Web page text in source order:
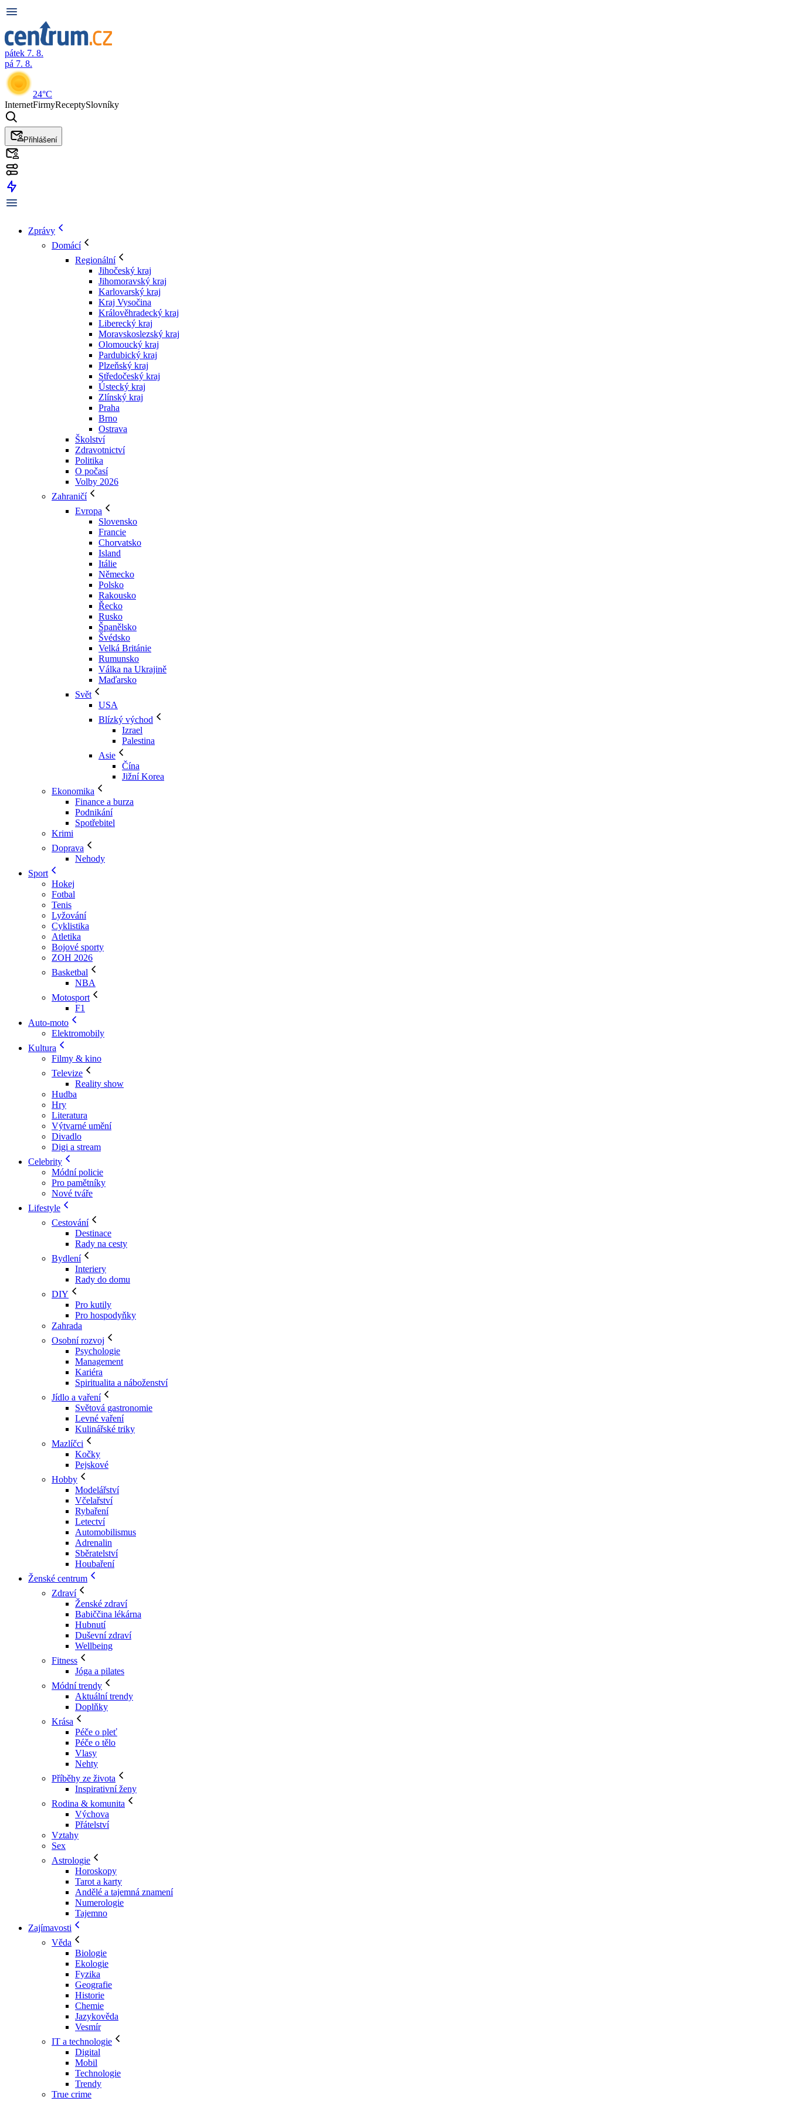
pátek 7. 8.
pá 7. 8.
24°C
InternetFirmyReceptySlovníky
Přihlášení
Zprávy
Domácí
Regionální
Jihočeský kraj
Jihomoravský kraj
Karlovarský kraj
Kraj Vysočina
Králověhradecký kraj
Liberecký kraj
Moravskoslezský kraj
Olomoucký kraj
Pardubický kraj
Plzeňský kraj
Středočeský kraj
Ústecký kraj
Zlínský kraj
Praha
Brno
Ostrava
Školství
Zdravotnictví
Politika
O počasí
Volby 2026
Zahraničí
Evropa
Slovensko
Francie
Chorvatsko
Island
Itálie
Německo
Polsko
Rakousko
Řecko
Rusko
Španělsko
Švédsko
Velká Británie
Rumunsko
Válka na Ukrajině
Maďarsko
Svět
USA
Blízký východ
Izrael
Palestina
Asie
Čína
Jižní Korea
Ekonomika
Finance a burza
Podnikání
Spotřebitel
Krimi
Doprava
Nehody
Sport
Hokej
Fotbal
Tenis
Lyžování
Cyklistika
Atletika
Bojové sporty
ZOH 2026
Basketbal
NBA
Motosport
F1
Auto-moto
Elektromobily
Kultura
Filmy & kino
Televize
Reality show
Hudba
Hry
Literatura
Výtvarné umění
Divadlo
Digi a stream
Celebrity
Módní policie
Pro pamětníky
Nové tváře
Lifestyle
Cestování
Destinace
Rady na cesty
Bydlení
Interiery
Rady do domu
DIY
Pro kutily
Pro hospodyňky
Zahrada
Osobní rozvoj
Psychologie
Management
Kariéra
Spiritualita a náboženství
Jídlo a vaření
Světová gastronomie
Levné vaření
Kulinářské triky
Mazlíčci
Kočky
Pejskové
Hobby
Modelářství
Včelařství
Rybaření
Letectví
Automobilismus
Adrenalin
Sběratelství
Houbaření
Ženské centrum
Zdraví
Ženské zdraví
Babiččina lékárna
Hubnutí
Duševní zdraví
Wellbeing
Fitness
Jóga a pilates
Módní trendy
Aktuální trendy
Doplňky
Krása
Péče o pleť
Péče o tělo
Vlasy
Nehty
Příběhy ze života
Inspirativní ženy
Rodina & komunita
Výchova
Přátelství
Vztahy
Sex
Astrologie
Horoskopy
Tarot a karty
Andělé a tajemná znamení
Numerologie
Tajemno
Zajímavosti
Věda
Biologie
Ekologie
Fyzika
Geografie
Historie
Chemie
Jazykověda
Vesmír
IT a technologie
Digital
Mobil
Technologie
Trendy
True crime